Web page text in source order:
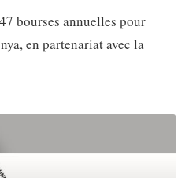
bourses annuelles pour
en partenariat avec la